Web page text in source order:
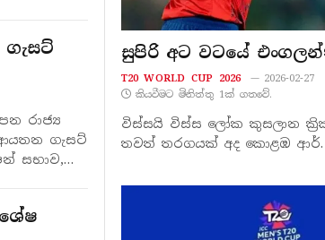
රාජ්‍ය
ගැසට්
සභාව,…
සුපිරි අට වටයේ
T20 WORLD CUP 2026 2026-02-27
කියවීමට මිනිත්තු 1ක් ගතවේ.
විස්සයි විස්ස ලෝක කුසලාන
තවත් තරගයක් අද කොළඹ ආර්.